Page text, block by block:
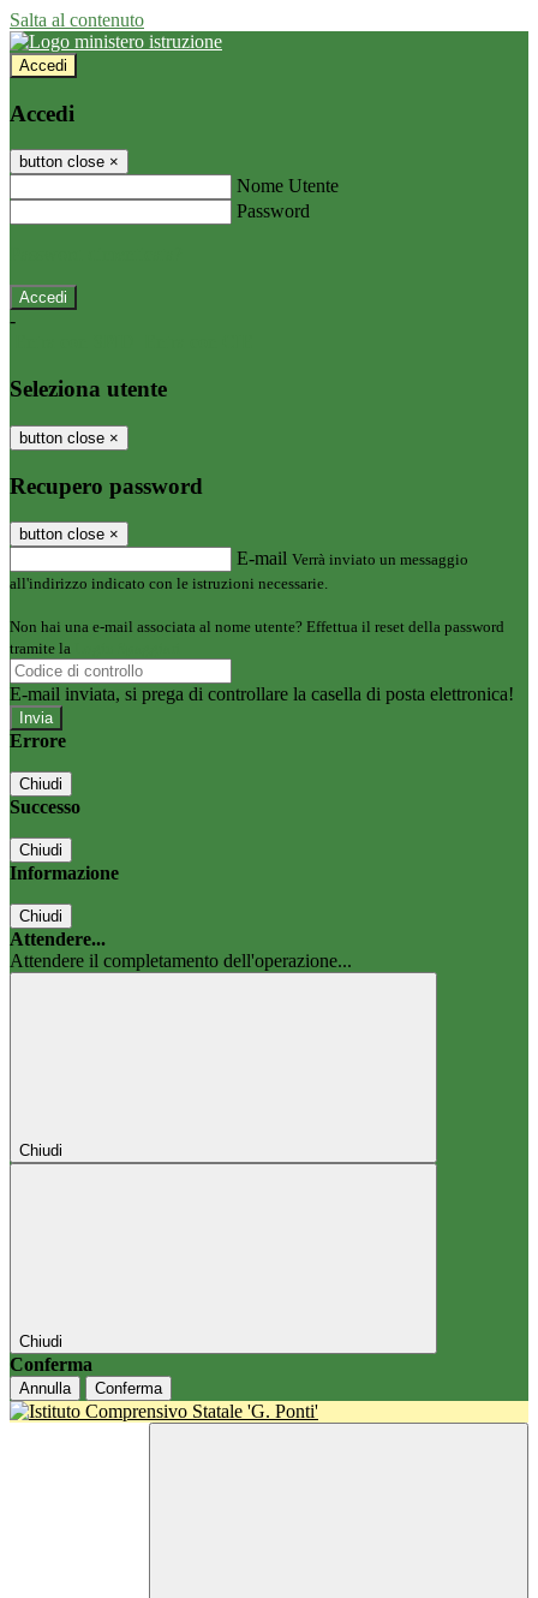
Salta al contenuto
Accedi
Accedi
button close ×
Nome Utente
Password
-
Seleziona utente
button close ×
Recupero password
button close ×
E-mail Verrà inviato un messaggio
all'indirizzo indicato con le istruzioni necessarie.
Non hai una e-mail associata al nome utente? Effettua il reset della password
tramite la
E-mail inviata, si prega di controllare la casella di posta elettronica!
Errore
Chiudi
Successo
Chiudi
Informazione
Chiudi
Attendere...
Attendere il completamento dell'operazione...
Chiudi
Chiudi
Conferma
Annulla Conferma